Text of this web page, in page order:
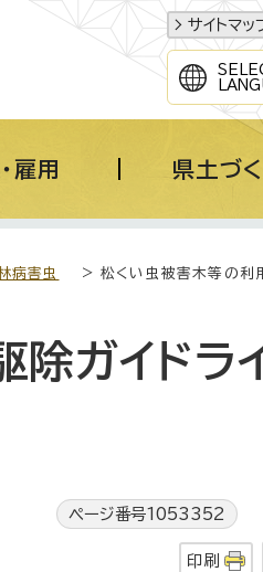
サイトマッ
雇用 県土づ
病害虫 > 松くい虫被害木等の利
ガイドラ
ページ番号1053352
印刷